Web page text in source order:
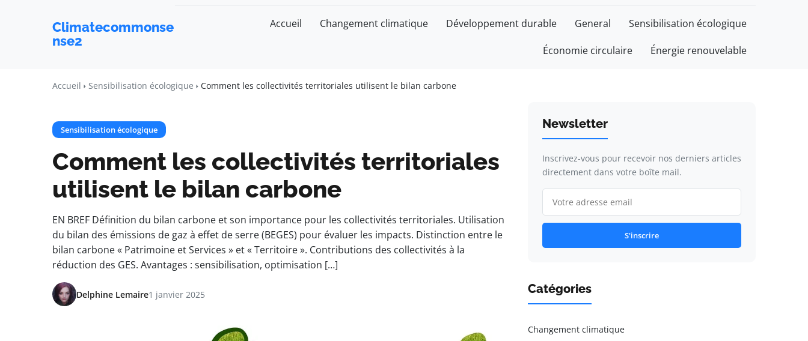
Climatecommonse
nse2
Accueil Changement climatique Développement durable General Sensibilisation écologique
Économie circulaire Énergie renouvelable
Accueil Sensibilisation écologique Comment les collectivités territoriales utilisent le bilan carbone
Sensibilisation écologique
Comment les collectivités territoriales
utilisent le bilan carbone
EN BREF Définition du bilan carbone et son importance pour les collectivités territoriales. Utilisation
du bilan des émissions de gaz à effet de serre (BEGES) pour évaluer les impacts. Distinction entre le
bilan carbone « Patrimoine et Services » et « Territoire ». Contributions des collectivités à la
réduction des GES. Avantages : sensibilisation, optimisation […]
Delphine Lemaire1 janvier 2025
Newsletter
Inscrivez-vous pour recevoir nos derniers articles
directement dans votre boîte mail.
S'inscrire
Catégories
Changement climatique